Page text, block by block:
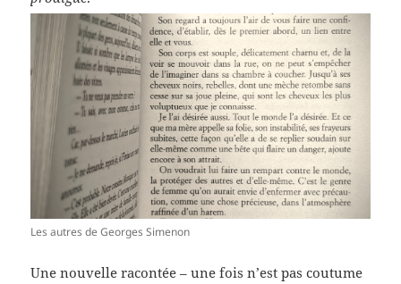
Les autres de Georges Simenon
Une nouvelle racontée – une fois n’est pas coutume